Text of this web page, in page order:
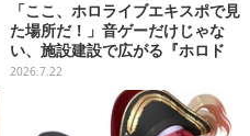
「ここ、ホロライブエキスポで見
た場所だ！」音ゲーだけじゃな
い、施設建設で広がる『ホロド
リ』の遊びー「ホロホーム」で
は、ホロメンたちがくつろぐ姿も
【先行プレイレポ】
2026.7.22